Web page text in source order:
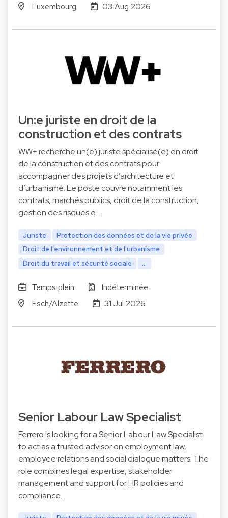
Luxembourg
03 Aug 2026
Un:e juriste en droit de la
construction et des contrats
WW+ recherche un(e) juriste spécialisé(e) en droit
de la construction et des contrats pour
accompagner des projets d’architecture et
d’urbanisme. Le poste couvre notamment les
contrats, marchés publics, droit de la construction,
gestion des risques e…
Juriste
Protection des données et de la vie privée
Droit de l'environnement et de l'urbanisme
Droit du travail et sécurité sociale
...
Temps plein
Indéterminée
Esch/Alzette
31 Jul 2026
Senior Labour Law Specialist
Ferrero is looking for a Senior Labour Law Specialist
to act as a trusted advisor on employment law,
employee relations and social dialogue matters. The
role combines legal expertise, stakeholder
management and support for HR policies and
compliance…